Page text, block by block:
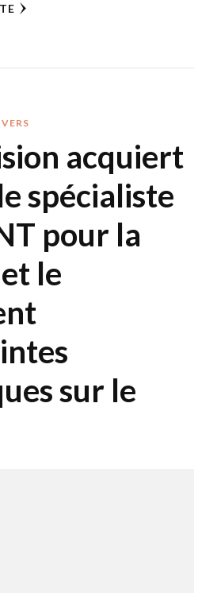
acquiert
spécialiste
pour la
le
sur le